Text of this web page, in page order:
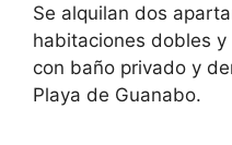
Se alquilan dos
habitaciones dobles
con baño privado y
Playa de Guanabo.